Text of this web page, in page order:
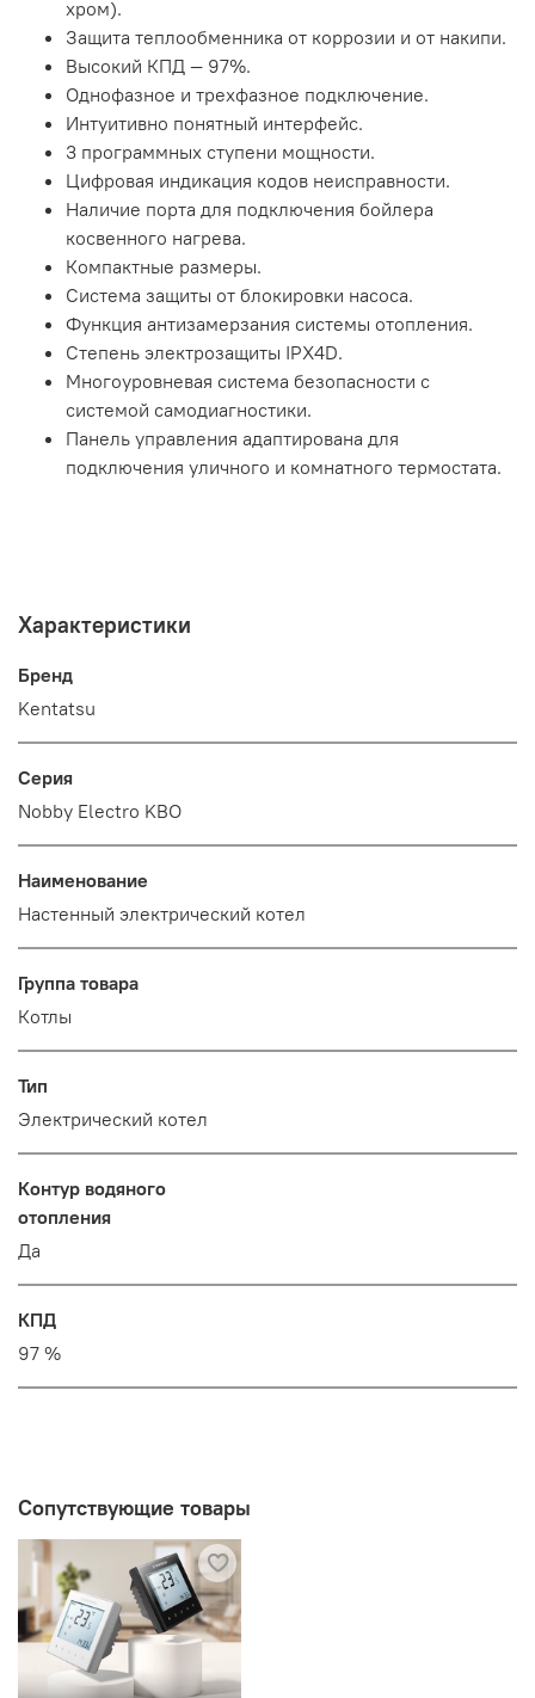
хром).
Защита теплообменника от коррозии и от накипи.
Высокий КПД — 97%.
Однофазное и трехфазное подключение.
Интуитивно понятный интерфейс.
3 программных ступени мощности.
Цифровая индикация кодов неисправности.
Наличие порта для подключения бойлера
косвенного нагрева.
Компактные размеры.
Система защиты от блокировки насоса.
Функция антизамерзания системы отопления.
Степень электрозащиты IPX4D.
Многоуровневая система безопасности с
системой самодиагностики.
Панель управления адаптирована для
подключения уличного и комнатного термостата.
Характеристики
Бренд
Kentatsu
Серия
Nobby Electro KBO
Наименование
Настенный электрический котел
Группа товара
Котлы
Тип
Электрический котел
Контур водяного
отопления
Да
КПД
97 %
Сопутствующие товары